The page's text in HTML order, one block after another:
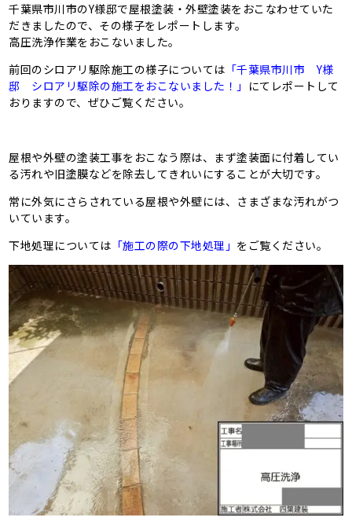
千葉県市川市のY様邸で屋根塗装・外壁塗装をおこなわせていた
だきましたので、その様子をレポートします。
高圧洗浄作業をおこないました。
前回のシロアリ駆除施工の様子については 「千葉県市川市 Y様
邸 シロアリ駆除の施工をおこないました！」 にてレポートして
おりますので、ぜひご覧ください。
屋根や外壁の塗装工事をおこなう際は、まず塗装面に付着してい
る汚れや旧塗膜などを除去してきれいにすることが大切です。
常に外気にさらされている屋根や外壁には、さまざまな汚れがつ
いています。
下地処理については 「施工の際の下地処理」 をご覧ください。